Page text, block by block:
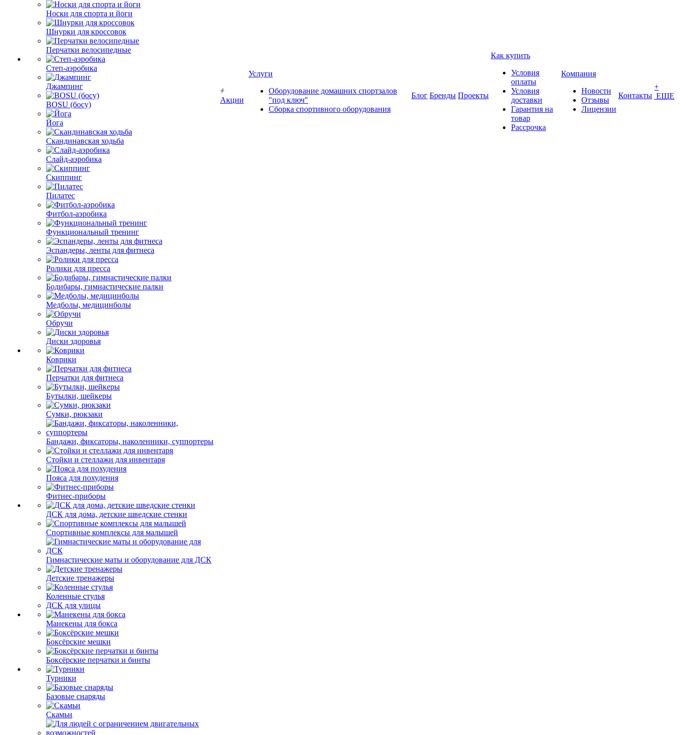
Носки для спорта и йоги
Шнурки для кроссовок
Перчатки велосипедные
Степ-аэробика
Джампинг
BOSU (босу)
Йога
Скандинавская ходьба
Слайд-аэробика
Скиппинг
Пилатес
Фитбол-аэробика
Функциональный тренинг
Эспандеры, ленты для фитнеса
Ролики для пресса
Бодибары, гимнастические палки
Медболы, медицинболы
Обручи
Диски здоровья
Коврики
Перчатки для фитнеса
Бутылки, шейкеры
Сумки, рюкзаки
Бандажи, фиксаторы, наколенники, суппортеры
Стойки и стеллажи для инвентаря
Пояса для похудения
Фитнес-приборы
ДСК для дома, детские шведские стенки
Спортивные комплексы для малышей
Гимнастические маты и оборудование для ДСК
Детские тренажеры
Коленные стулья
ДСК для улицы
Манекены для бокса
Боксёрские мешки
Боксёрские перчатки и бинты
Турники
Базовые снаряды
Скамьи
Акции
Услуги
Оборудование домашних спортзалов
"под ключ"
Сборка спортивного оборудования
Блог Бренды Проекты
Как купить
Условия
оплаты
Условия
доставки
Гарантия на
товар
Рассрочка
Компания
Новости
Отзывы
Лицензии
Контакты
+
ЕЩЕ